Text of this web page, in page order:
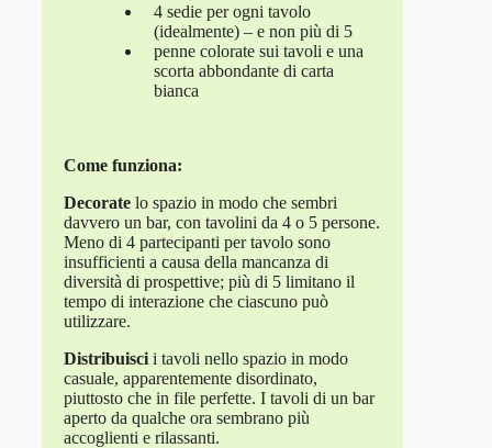
4 sedie per ogni tavolo
(idealmente) – e non più di 5
penne colorate sui tavoli e una
scorta abbondante di carta
bianca
Come funziona:
Decorate lo spazio in modo che sembri
davvero un bar, con tavolini da 4 o 5 persone.
Meno di 4 partecipanti per tavolo sono
insufficienti a causa della mancanza di
diversità di prospettive; più di 5 limitano il
tempo di interazione che ciascuno può
utilizzare.
Distribuisci i tavoli nello spazio in modo
casuale, apparentemente disordinato,
piuttosto che in file perfette. I tavoli di un bar
aperto da qualche ora sembrano più
accoglienti e rilassanti.